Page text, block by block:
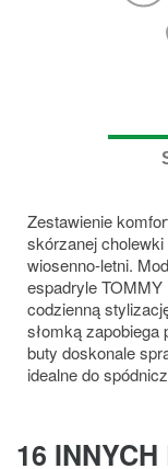
Zestawienie
skórzanej
wiosenno-letni.
espadryle TOMMY
codzienną
słomką zapobiega
buty doskonale
idealne do
16